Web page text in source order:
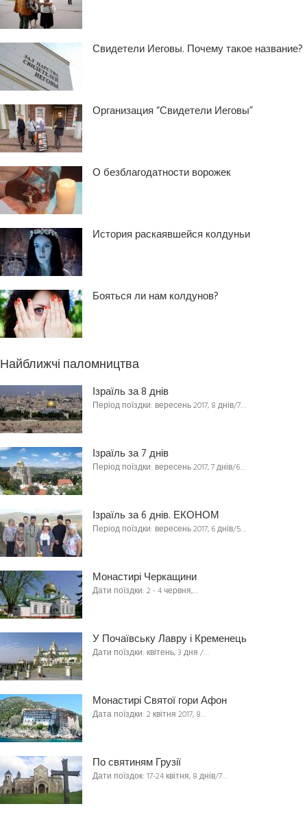
Свидетели Иеговы. Почему такое название?
Организация “Свидетели Иеговы”
О безблагодатности ворожек
История раскаявшейся колдуньи
Бояться ли нам колдунов?
Найближчі паломництва
Ізраїль за 8 днів
Період поїздки: вересень 2017, 8 днів/7…
Ізраїль за 7 днів
Період поїздки: вересень 2017, 7 днів/6…
Ізраїль за 6 днів. ЕКОНОМ
Період поїздки: вересень 2017, 6 днів/5…
Монастирі Черкащини
Дати поїздки: 2 - 4 червня,…
У Почаївську Лавру і Кременець
Дати поїздки: квітень, 3 дня /…
Монастирі Святої гори Афон
Дата поїздки: 2 квітня 2017, 8…
По святиням Грузії
Дати поїздок: 17-24 квітня, 8 днів/7…